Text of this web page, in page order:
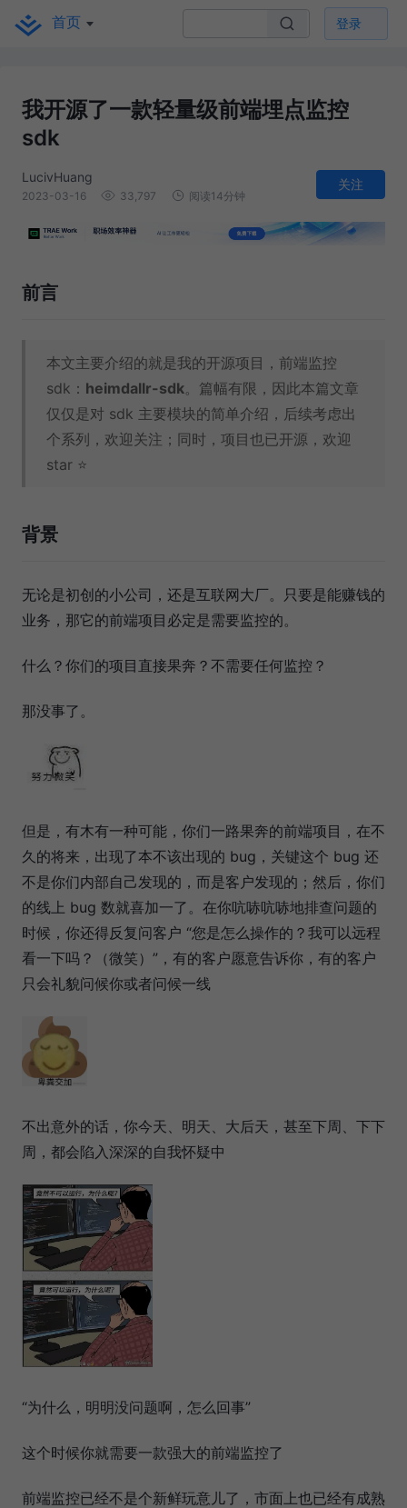
首页 登录
我开源了一款轻量级前端埋点监控
sdk
LucivHuang
2023-03-16 33,797 阅读14分钟
关注
前言
本文主要介绍的就是我的开源项目，前端监控
sdk： heimdallr-sdk。篇幅有限，因此本篇文章
仅仅是对 sdk 主要模块的简单介绍，后续考虑出
个系列，欢迎关注；同时，项目也已开源，欢迎
star ⭐
背景
无论是初创的小公司，还是互联网大厂。只要是能赚钱的
业务，那它的前端项目必定是需要监控的。
什么？你们的项目直接果奔？不需要任何监控？
那没事了。
但是，有木有一种可能，你们一路果奔的前端项目，在不
久的将来，出现了本不该出现的 bug，关键这个 bug 还
不是你们内部自己发现的，而是客户发现的；然后，你们
的线上 bug 数就喜加一了。在你吭哧吭哧地排查问题的
时候，你还得反复问客户 “您是怎么操作的？我可以远程
看一下吗？（微笑）”，有的客户愿意告诉你，有的客户
只会礼貌问候你或者问候一线
不出意外的话，你今天、明天、大后天，甚至下周、下下
周，都会陷入深深的自我怀疑中
“为什么，明明没问题啊，怎么回事”
这个时候你就需要一款强大的前端监控了
前端监控已经不是个新鲜玩意儿了，市面上也已经有成熟